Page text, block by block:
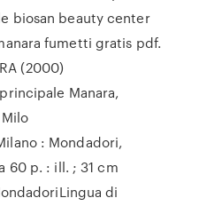
biosan beauty center
fumetti gratis pdf.
(2000)
Manara,
: Mondadori,
60 p. : ill. ; 31 cm
di